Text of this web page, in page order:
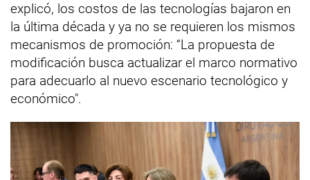
explicó, los costos de las tecnologías bajaron en
la última década y ya no se requieren los mismos
mecanismos de promoción: “La propuesta de
modificación busca actualizar el marco normativo
para adecuarlo al nuevo escenario tecnológico y
económico".